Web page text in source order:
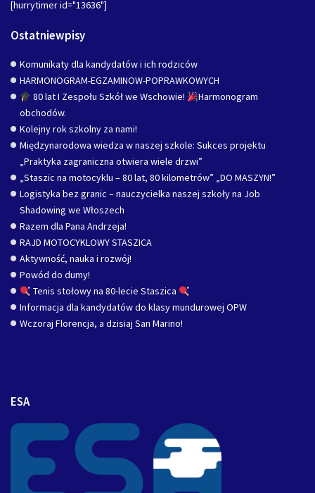
[hurrytimer id="13636"]
Ostatniewpisy
Komunikaty dla kandydatów i ich rodziców
HARMONOGRAM-EGZAMINOW-POPRAWKOWYCH
80 lat I Zespołu Szkół we Wschowie!
Harmonogram
obchodów.
Kolejny rok szkolny za nami!
Międzynarodowa wiedza w naszej szkole: Sukces projektu
„Praktyka zagraniczna otwiera wiele drzwi”
„Staszic na motocyklu – 80 lat, 80 kilometrów” „DO MASZYN!”
Logistyka bez granic – nauczycielka naszej szkoły na Job
Shadowing we Włoszech
Razem dla Pana Andrzeja!
RAJD MOTOCYKLOWY STASZICA
Aktywność, nauka i rozwój!
Powód do dumy!
Tenis stołowy na 80-lecie Staszica
Informacja dla kandydatów do klasy mundurowej OPW
Wczoraj Florencja, a dzisiaj San Marino!
ESA